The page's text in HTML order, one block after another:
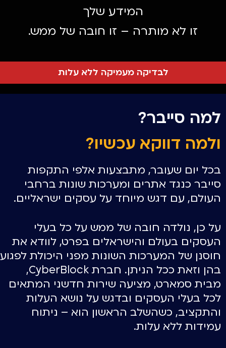
המידע שלך
זו לא מותרה – זו חובה של ממש.
לבדיקה מעמיקה ללא עלות
למה סייבר?
ולמה דווקא עכשיו?
בכל יום שעובר, מתבצעות אלפי התקפות
סייבר כנגד אתרים ומערכות שונות ברחבי
העולם, עם דגש מיוחד על עסקים ישראליים.
על כן, נולדה חובה של ממש על כל בעלי
העסקים בעולם והישראלים בפרט, לוודא את
חוסנן של המערכות השונות מפני היכולת לפגוע
בהן וזאת ככל הניתן. חברת CyberBlock,
מבית סמארט, מציעה שירות חדשני המתאים
לכל בעלי העסקים ובדגש על נושא העלות
והתקציב, כשהשלב הראשון הוא – ניתוח
עמידות ללא עלות.